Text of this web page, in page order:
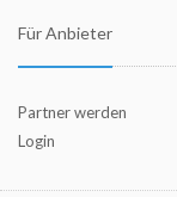
Für Anbieter
Partner werden
Login